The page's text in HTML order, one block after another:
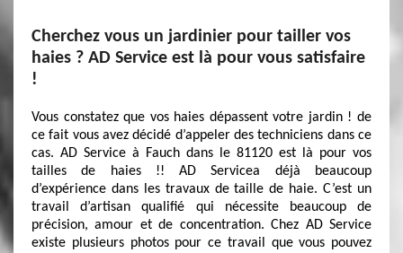
Cherchez vous un jardinier pour tailler vos
haies ? AD Service est là pour vous satisfaire
!
Vous constatez que vos haies dépassent votre jardin ! de
ce fait vous avez décidé d’appeler des techniciens dans ce
cas. AD Service à Fauch dans le 81120 est là pour vos
tailles de haies !! AD Servicea déjà beaucoup
d’expérience dans les travaux de taille de haie. C’est un
travail d’artisan qualifié qui nécessite beaucoup de
précision, amour et de concentration. Chez AD Service
existe plusieurs photos pour ce travail que vous pouvez